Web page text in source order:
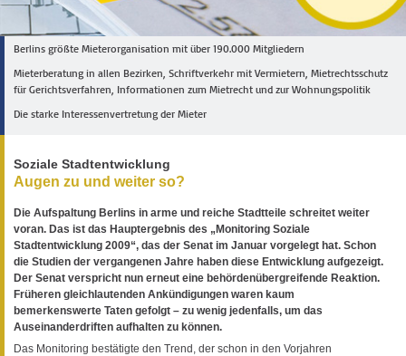
Berlins größte Mieterorganisation mit über 190.000 Mitgliedern
Mieterberatung in allen Bezirken, Schriftverkehr mit Vermietern, Mietrechtsschutz
für Gerichtsverfahren, Informationen zum Mietrecht und zur Wohnungspolitik
Die starke Interessenvertretung der Mieter
Soziale Stadtentwicklung
Augen zu und weiter so?
Die Aufspaltung Berlins in arme und reiche Stadtteile schreitet weiter
voran. Das ist das Hauptergebnis des „Monitoring Soziale
Stadtentwicklung 2009“, das der Senat im Januar vorgelegt hat. Schon
die Studien der vergangenen Jahre haben diese Entwicklung aufgezeigt.
Der Senat verspricht nun erneut eine behördenübergreifende Reaktion.
Früheren gleichlautenden Ankündigungen waren kaum
bemerkenswerte Taten gefolgt – zu wenig jedenfalls, um das
Auseinanderdriften aufhalten zu können.
Das Monitoring bestätigte den Trend, der schon in den Vorjahren